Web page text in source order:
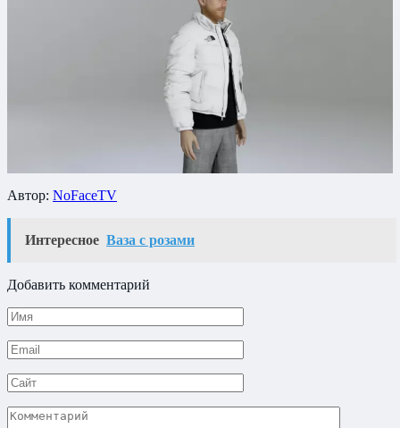
Автор: NoFaceTV
Интересное Ваза с розами
Добавить комментарий
Имя
*
Email
*
Сайт
Комментарий